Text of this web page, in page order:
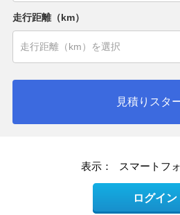
走行距離（km）
見積りスタ
表示： スマートフ
ログイン